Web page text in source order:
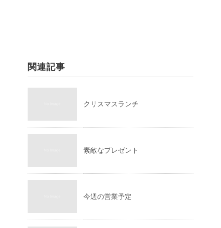
関連記事
クリスマスランチ
素敵なプレゼント
今週の営業予定